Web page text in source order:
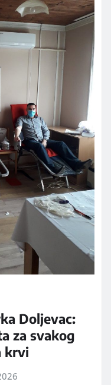
Doljevac:
za svakog
krvi